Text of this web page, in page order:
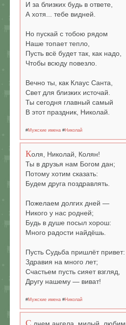
И за близких будь в ответе,
А хотя... тебе видней.
Но пускай с тобою рядом
Наше топает тепло,
Пусть всё будет так, как надо,
Чтобы всюду повезло.
Вечно ты, как Клаус Санта,
Свет для близких источай.
Ты сегодня главный самый
В этот праздник, Николай.
#Мужские имена #Николай
Коля, Николай, Колян!
Ты в друзья нам Богом дан;
Потому хотим сказать:
Будем друга поздравлять.
Пожелаем долгих дней —
Никого у нас родней;
Будь в душе посыл хорош:
Много радости найдёшь.
Пусть Судьба пришлёт привет:
Здравия на много лет;
Счастьем пусть сияет взгляд,
Другу нашему — виват!
#Мужские имена #Николай
С